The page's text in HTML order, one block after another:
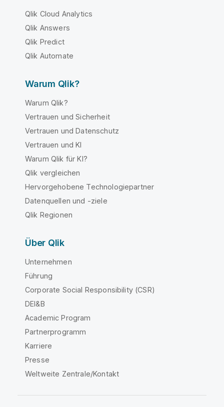
Qlik Cloud Analytics
Qlik Answers
Qlik Predict
Qlik Automate
Warum Qlik?
Warum Qlik?
Vertrauen und Sicherheit
Vertrauen und Datenschutz
Vertrauen und KI
Warum Qlik für KI?
Qlik vergleichen
Hervorgehobene Technologiepartner
Datenquellen und -ziele
Qlik Regionen
Über Qlik
Unternehmen
Führung
Corporate Social Responsibility (CSR)
DEI&B
Academic Program
Partnerprogramm
Karriere
Presse
Weltweite Zentrale/Kontakt